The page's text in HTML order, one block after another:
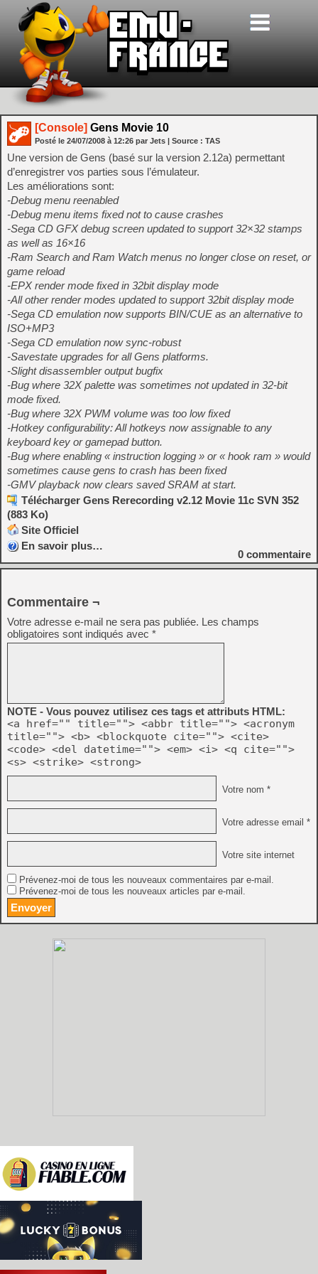
[Console] Gens Movie 10
Posté le 24/07/2008 à 12:26 par Jets | Source : TAS
Une version de Gens (basé sur la version 2.12a) permettant
d’enregistrer vos parties sous l’émulateur.
Les améliorations sont:
-Debug menu reenabled
-Debug menu items fixed not to cause crashes
-Sega CD GFX debug screen updated to support 32×32 stamps
as well as 16×16
-Ram Search and Ram Watch menus no longer close on reset, or
game reload
-EPX render mode fixed in 32bit display mode
-All other render modes updated to support 32bit display mode
-Sega CD emulation now supports BIN/CUE as an alternative to
ISO+MP3
-Sega CD emulation now sync-robust
-Savestate upgrades for all Gens platforms.
-Slight disassembler output bugfix
-Bug where 32X palette was sometimes not updated in 32-bit
mode fixed.
-Bug where 32X PWM volume was too low fixed
-Hotkey configurability: All hotkeys now assignable to any
keyboard key or gamepad button.
-Bug where enabling « instruction logging » or « hook ram » would
sometimes cause gens to crash has been fixed
-GMV playback now clears saved SRAM at start.
Télécharger Gens Rerecording v2.12 Movie 11c SVN 352
(883 Ko)
Site Officiel
En savoir plus…
0 commentaire
Commentaire ¬
Votre adresse e-mail ne sera pas publiée. Les champs
obligatoires sont indiqués avec *
NOTE - Vous pouvez utilisez ces tags et attributs HTML:
<a href="" title=""> <abbr title=""> <acronym
title=""> <b> <blockquote cite=""> <cite>
<code> <del datetime=""> <em> <i> <q cite="">
<s> <strike> <strong>
Votre nom *
Votre adresse email *
Votre site internet
Prévenez-moi de tous les nouveaux commentaires par e-mail.
Prévenez-moi de tous les nouveaux articles par e-mail.